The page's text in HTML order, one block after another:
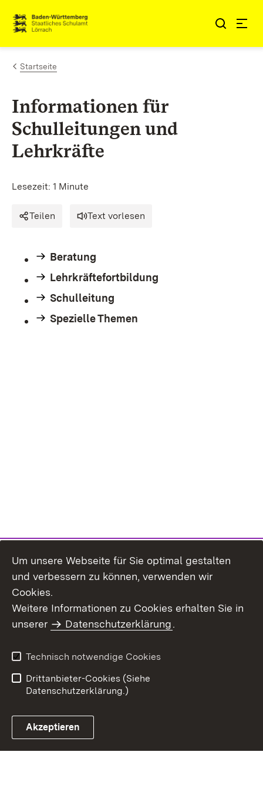
Zum Inhalt springen
Link zur Startseite
Startseite
Informationen für
Schulleitungen und
Lehrkräfte
Lesezeit: 1 Minute
Teilen Text vorlesen
Beratung
Lehrkräftefortbildung
Schulleitung
Spezielle Themen
Benutzungshinweise
Erklärung zur
Um unsere Webseite für Sie optimal gestalten
und verbessern zu können, verwenden wir
Cookies.
Weitere Informationen zu Cookies erhalten Sie in
unserer
Datenschutzerklärung.
Technisch notwendige Cookies
Drittanbieter-Cookies (Siehe
Datenschutzerklärung.)
Akzeptieren